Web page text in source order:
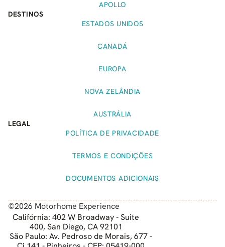
APOLLO
DESTINOS
ESTADOS UNIDOS
CANADÁ
EUROPA
NOVA ZELÂNDIA
AUSTRÁLIA
LEGAL
POLÍTICA DE PRIVACIDADE
TERMOS E CONDIÇÕES
DOCUMENTOS ADICIONAIS
©2026 Motorhome Experience
Califórnia: 402 W Broadway - Suite
400, San Diego, CA 92101
São Paulo: Av. Pedroso de Morais, 677 -